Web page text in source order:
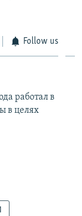
Follow us
работал в
в целях